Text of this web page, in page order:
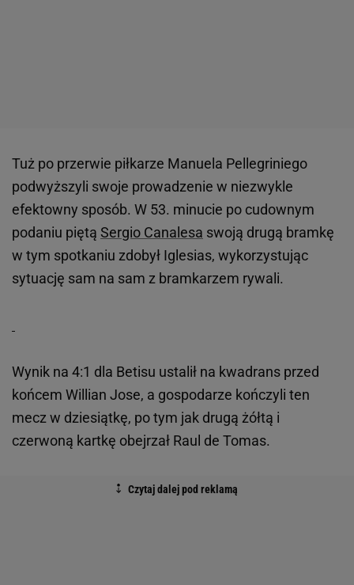
Tuż po przerwie piłkarze Manuela Pellegriniego
podwyższyli swoje prowadzenie w niezwykle
efektowny sposób. W 53. minucie po cudownym
podaniu piętą Sergio Canalesa swoją drugą bramkę
w tym spotkaniu zdobył Iglesias, wykorzystując
sytuację sam na sam z bramkarzem rywali.
Wynik na 4:1 dla Betisu ustalił na kwadrans przed
końcem Willian Jose, a gospodarze kończyli ten
mecz w dziesiątkę, po tym jak drugą żółtą i
czerwoną kartkę obejrzał Raul de Tomas.